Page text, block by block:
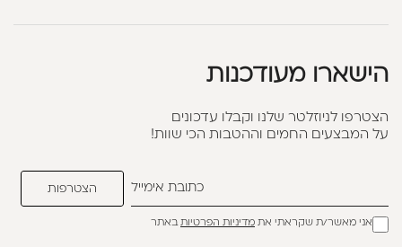
הישארו מעודכנות
הצטרפו לניוזלטר שלנו וקבלו עדכונים
על המבצעים החמים וההטבות הכי שוות!
אני מאשר/ת שקראתי את מדיניות הפרטיותבאתר